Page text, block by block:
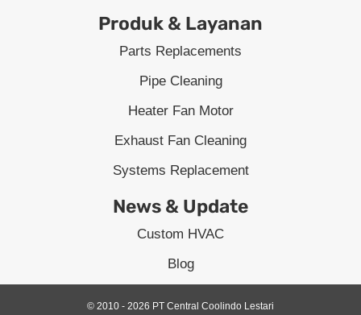
Produk & Layanan
Parts Replacements
Pipe Cleaning
Heater Fan Motor
Exhaust Fan Cleaning
Systems Replacement
News & Update
Custom HVAC
Blog
© 2010 - 2026 PT Central Coolindo Lestari